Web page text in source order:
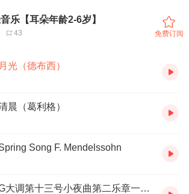
乐【耳朵年龄2-6岁】
43 免费订阅
光（德布西）
晨（葛利格）
Song F. Mendelssohn
018 儿童轻音乐-G大调第十三号小夜曲第二乐章一行板（莫扎特）